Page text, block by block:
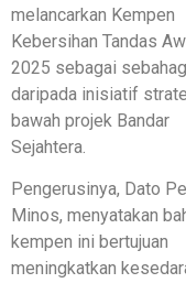
melancarkan Kempen
Kebersihan Tandas
2025 sebagai
daripada inisiatif
bawah projek Bandar
Sejahtera.
Pengerusinya, Dato
Minos, menyatakan
kempen ini bertujuan
meningkatkan